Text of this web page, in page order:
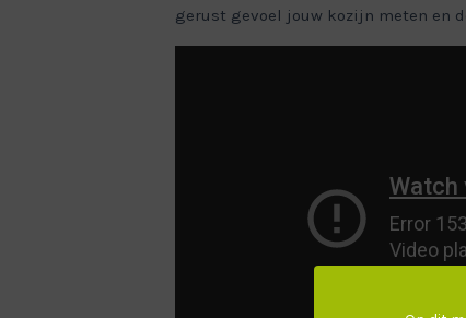
gerust gevoel jouw kozijn meten en